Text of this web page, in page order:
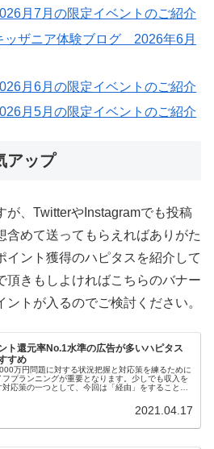
月7月の限定イベントのご紹介
ザニア体験ブログ 2026年6月
月6月の限定イベントのご紹介
月5月の限定イベントのご紹介
アップ
が、TwitterやInstagramでも投稿
含めて送ってもらえればありがた
イント獲得のハピタスを紹介して
頂きもしよければこちらのバナー
トが入るのでご検討ください。
ト還元率No.1水準の広告が多いハピタス
すめ
万円問題に対する状況把握と対応策を練るために
フプランニングが重要となります。少しでも収入を
対応策の一つとして、今回は「経由」をすることに
2021.04.17